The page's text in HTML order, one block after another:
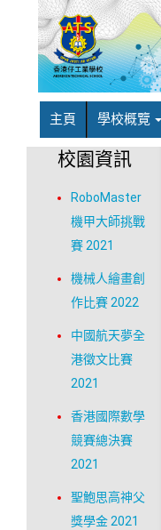
主頁 學校概覽
校園資訊
RoboMaster
機甲大師挑戰
賽 2021
機械人繪畫創
作比賽 2022
中國航天夢全
港徵文比賽
2021
香港國際數學
競賽總決賽
2021
聖鮑思高神父
獎學金 2021